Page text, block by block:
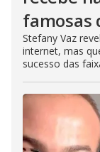
famosas
Stefany Vaz
internet, mas
sucesso das